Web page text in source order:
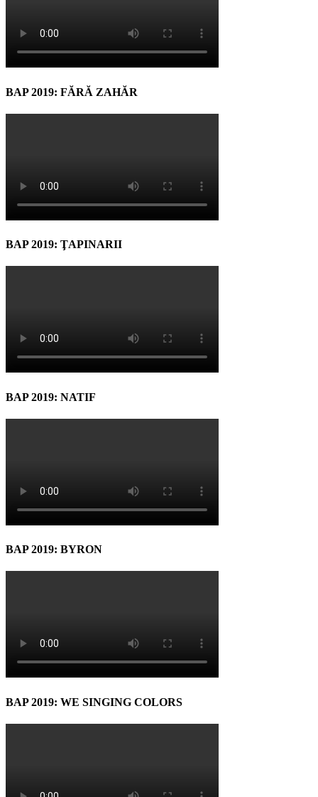
BAP 2019: FĂRĂ ZAHĂR
BAP 2019: ŢAPINARII
BAP 2019: NATIF
BAP 2019: BYRON
BAP 2019: WE SINGING COLORS